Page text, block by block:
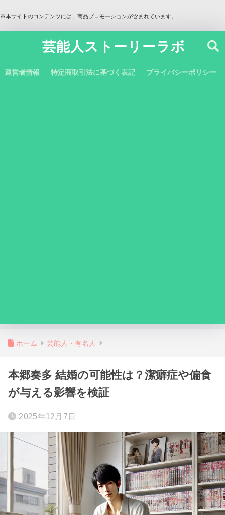
※本サイトのコンテンツには、商品プロモーションが含まれています。
芸能人ストーリーラボ
運営者情報 特定商取引法に基づく表記 プライバシーポリシー
ホーム 芸能人・有名人
本郷奏多 結婚の可能性は？潔癖症や偏食
が与える影響を検証
2025年12月7日